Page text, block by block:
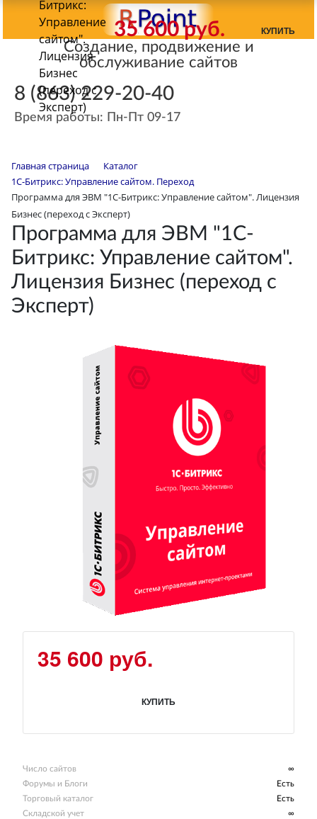
Создание, продвижение и
обслуживание сайтов
8 (863) 229-20-40
Время работы: Пн-Пт 09-17
Главная страница
Каталог
1С-Битрикс: Управление сайтом. Переход
Программа для ЭВМ "1С-Битрикс: Управление сайтом". Лицензия
Бизнес (переход с Эксперт)
Программа для ЭВМ "1С-
Битрикс: Управление сайтом".
Лицензия Бизнес (переход с
Эксперт)
35 600 руб.
КУПИТЬ
Число сайтов
∞
Форумы и Блоги
Есть
Торговый каталог
Есть
Складской учет
∞
Битрикс:
Управление
сайтом".
Лицензия
Бизнес
(переход с
Эксперт)
35 600 руб. КУПИТЬ